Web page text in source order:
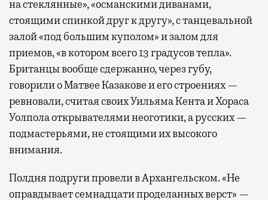
на стеклянные», «османскими диванами,
стоящими спинкой друг к другу», с танцевальной
залой «под большим куполом» и залом для
приемов, «в котором всего 13 градусов тепла».
Британцы вообще сдержанно, через губу,
говорили о Матвее Казакове и его строениях —
ревновали, считая своих Уильяма Кента и Хораса
Уолпола открывателями неоготики, а русских —
подмастерьями, не стоящими их высокого
внимания.
Полдня подруги провели в Архангельском. «Не
оправдывает семнадцати проделанных верст» —